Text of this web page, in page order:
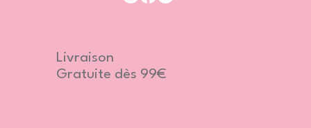
Livraison
Gratuite dès 99€